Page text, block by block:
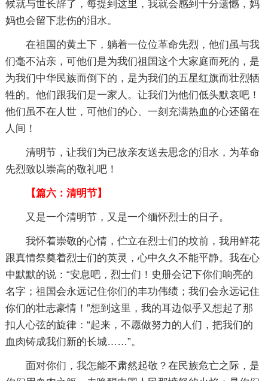
候就与世长辞了，每提到这里，我就会感到十分遗憾，妈
妈也会留下悲伤的泪水。
在祖国的黄土下，躺着一位位革命先烈，他们虽与我
们毫不沾亲，可他们是为我们祖国这个大家庭而死的，是
为我们中华民族而倒下的，是为我们的五星红旗而壮烈牺
牲的。他们跟我们是一家人。让我们为他们低头默哀吧！
他们虽不在人世，可他们的心、一刻充满热血的心还留在
人间！
清明节，让我们为已故亲友送去思念的泪水，为革命
先烈致以崇高的敬礼吧！
【篇六：清明节】
又是一个清明节，又是一个缅怀烈士的日子。
我怀着崇敬的心情，伫立在烈士们的坟前，我用鲜花
跟真情祭奠着烈士们的英灵，心中久久不能平静。我在心
中默默的说：“安息吧，烈士们！史册会记下你们响亮的
名字；祖国会永远记住你们的丰功伟绩；我们会永远记住
你们的壮志豪情！”想到这里，我的耳边似乎又想起了那
扣人心弦的旋律：“起来，不愿做努力的人们，把我们的
血肉铸成我们新的长城……”。
面对你们，我怎能不肃然起敬？在民族危亡之际，是